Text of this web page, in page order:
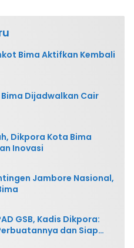
Bima Aktifkan Kembali
Bima Dijadwalkan Cair
Dikpora Kota Bima
Inovasi
Jambore Nasional,
GSB, Kadis Dikpora:
dan Siap